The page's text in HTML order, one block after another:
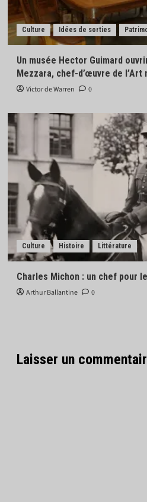
Culture Idées de sorties
Un musée Hector Guimard
Mezzara, chef-d’œuvre de l’Art
Victor de Warren 0
Culture Histoire Littérature
Charles Michon : un chef pour
Arthur Ballantine 0
Laisser un